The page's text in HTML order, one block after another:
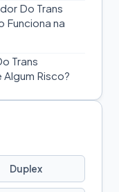
Do Trans
Funciona na
Trans
Risco?
Duplex